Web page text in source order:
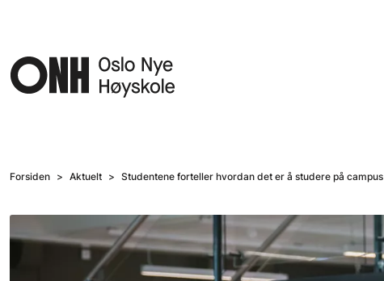
Forsiden Aktuelt Studentene forteller hvordan det er å studere på campus